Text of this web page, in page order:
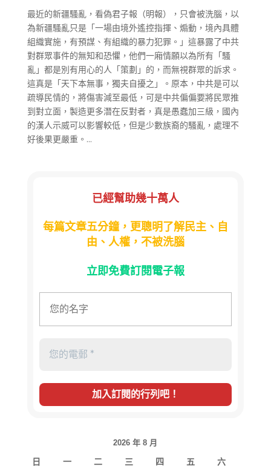
最近的新疆騷亂，看偽君子報（明報），只會被洗腦，以
為新疆騷亂只是「一場由境外遙控指揮、煽動，境內具體
組織實施，有預謀、有組織的暴力犯罪。」這暴露了中共
對群眾事件的無知和恐懼，他們一廂情願以為所有「騷
亂」都是別有用心的人「策劃」的，而無視群眾的訴求。
這真是「天下本無事，獨夫自擾之」。原本，中共是可以
疏導民情的，將傷害減至最低，可是中共偏偏要將民眾推
到對立面，製造更多潛在反對者，真是愚蠢加三級，國內
的漢人示威可以影響較低，但是少數族裔的騷亂，處理不
好後果更嚴重。...
已經幫助幾十萬人
每篇文章五分鐘，更聰明了解民主、自
由、人權，不被洗腦
立即免費訂閱電子報
2026 年 8 月
日 一 二 三 四 五 六